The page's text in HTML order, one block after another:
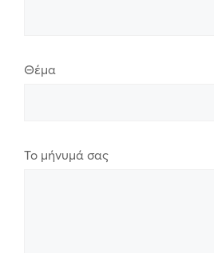
Θέμα
Το μήνυμά σας